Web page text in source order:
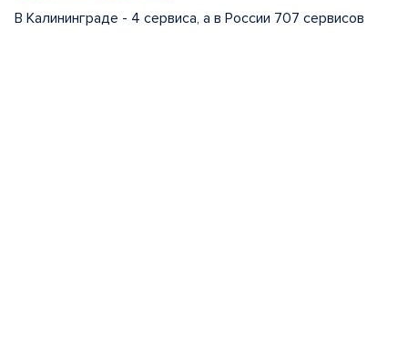
В Калининграде - 4 сервиса, а в России 707 сервисов